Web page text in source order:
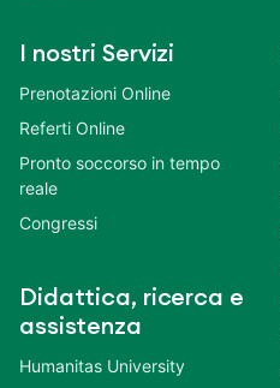
I nostri Servizi
Prenotazioni Online
Referti Online
Pronto soccorso in tempo
reale
Congressi
Didattica, ricerca e
assistenza
Humanitas University